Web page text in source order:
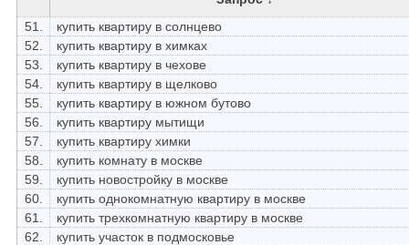
51.
купить квартиру в солнцево
52.
купить квартиру в химках
53.
купить квартиру в чехове
54.
купить квартиру в щелково
55.
купить квартиру в южном бутово
56.
купить квартиру мытищи
57.
купить квартиру химки
58.
купить комнату в москве
59.
купить новостройку в москве
60.
купить однокомнатную квартиру в москве
61.
купить трехкомнатную квартиру в москве
62.
купить участок в подмосковье